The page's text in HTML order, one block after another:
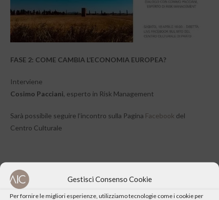
Gestisci Consenso Cookie
Per fornire le migliori esperienze, utilizziamo tecnologie come i cookie per
FASE 2: COME CAMBIA L’ECONOMIA EUROPEA?
Interviene
Cosimo Pacciani, esperto in Risk Management
Sarà possibile seguire l’incontro sulla Pagina Facebook del
Centro Culturale